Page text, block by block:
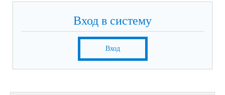
Вход в систему
Вход